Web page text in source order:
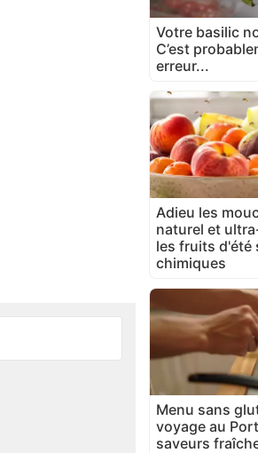
Votre basilic
C’est
erreur...
Adieu les
naturel et
les fruits d'été
chimiques
Menu sans
voyage au
saveurs